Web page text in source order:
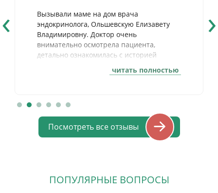
Вызывали маме на дом врача
эндокринолога, Ольшевскую Елизавету
Владимировну. Доктор очень
внимательно осмотрела пациента,
детально ознакомилась с историей
проанализировав общее состояние.
Благодарим за профессионализм,
чуткость, внимательность!
читать полностью
‹ ›
Посмотреть все отзывы
ПОПУЛЯРНЫЕ ВОПРОСЫ